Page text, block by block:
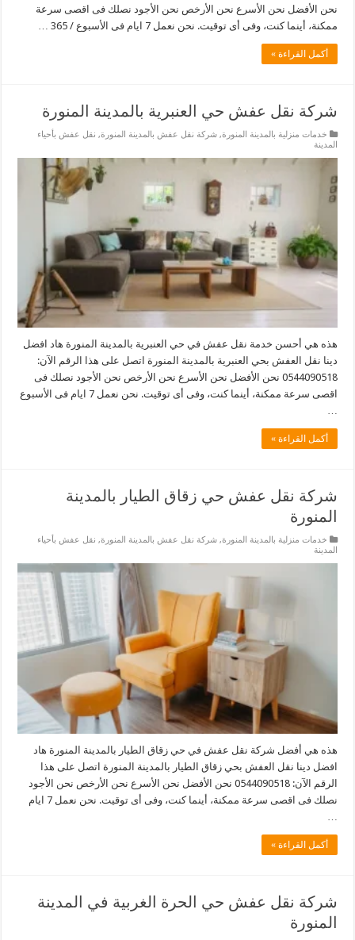
نحن الأفضل نحن الأسرع نحن الأرخص نحن الأجود نصلك فى اقصى سرعة
ممكنة، أينما كنت، وفى أى توقيت. نحن نعمل 7 ايام فى الأسبوع / 365 …
أكمل القراءة »
شركة نقل عفش حي العنبرية بالمدينة المنورة
خدمات منزلية بالمدينة المنورة,شركة نقل عفش بالمدينة المنورة, نقل عفش بأحياء
المدينة
هذه هي أحسن خدمة نقل عفش في حي العنبرية بالمدينة المنورة هاد افضل
دينا نقل العفش بحي العنبرية بالمدينة المنورة اتصل على هذا الرقم الآن:
0544090518 نحن الأفضل نحن الأسرع نحن الأرخص نحن الأجود نصلك فى
اقصى سرعة ممكنة، أينما كنت، وفى أى توقيت. نحن نعمل 7 ايام فى الأسبوع
…
أكمل القراءة »
شركة نقل عفش حي زقاق الطيار بالمدينة
المنورة
خدمات منزلية بالمدينة المنورة,شركة نقل عفش بالمدينة المنورة, نقل عفش بأحياء
المدينة
هذه هي أفضل شركة نقل عفش في حي زقاق الطيار بالمدينة المنورة هاد
افضل دينا نقل العفش بحي زقاق الطيار بالمدينة المنورة اتصل على هذا
الرقم الآن: 0544090518 نحن الأفضل نحن الأسرع نحن الأرخص نحن الأجود
نصلك فى اقصى سرعة ممكنة، أينما كنت، وفى أى توقيت. نحن نعمل 7 ايام
…
أكمل القراءة »
شركة نقل عفش حي الحرة الغربية في المدينة
المنورة